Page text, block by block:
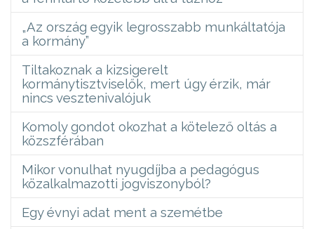
„Az ország egyik legrosszabb munkáltatója
a kormány”
Tiltakoznak a kizsigerelt
kormánytisztviselők, mert úgy érzik, már
nincs vesztenivalójuk
Komoly gondot okozhat a kötelező oltás a
közszférában
Mikor vonulhat nyugdíjba a pedagógus
közalkalmazotti jogviszonyból?
Egy évnyi adat ment a szemétbe